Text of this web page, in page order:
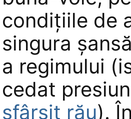
condițiile de
singura
a regimului
cedat
sfârșit rău).